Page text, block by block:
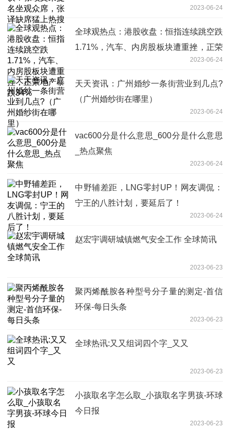
2023-06-24
全球观热点：港股收盘：恒指连续跳空跌
1.71%，汽车、内房股板块遭重挫，正荣
2023-06-24
天天资讯：广州婚纱一条街营业到几点?
（广州婚纱街在哪里）
2023-06-24
vac600分是什么意思_600分是什么意思
_热点聚焦
2023-06-24
中野辅差距，LNG零封UP！网友调侃：
宁王的八胜计划，要延后了！
2023-06-24
赵宏宇调研城镇燃气安全工作 全球简讯
2023-06-23
聚丙烯酰胺各种型号分子量的测定-首信
环保-每日头条
2023-06-23
全球热讯:又又组词四个字_又又
2023-06-23
小孩取名字怎么取_小孩取名字男孩-环球
今日报
2023-06-23